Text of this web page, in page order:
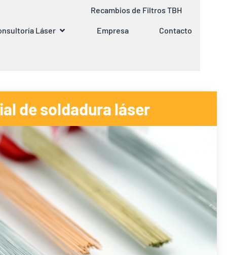
Recambios de Filtros TBH
Láser Empresa Contacto
de soldadura láser